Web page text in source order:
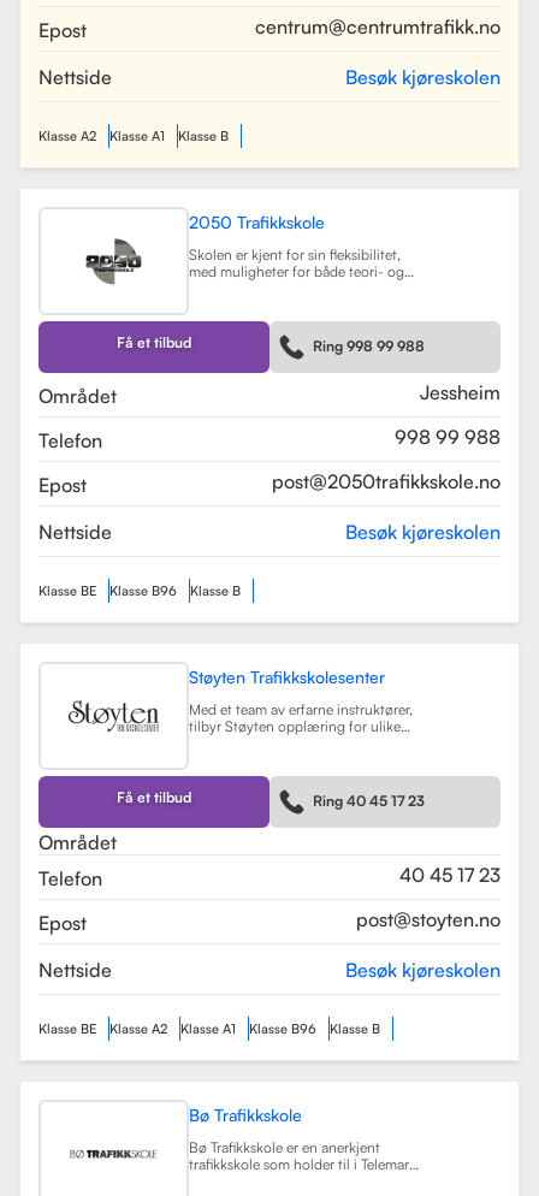
elevene best mulig til oppkjøring.
Gjennom en kombinasjon av teori
gjøre prosessen med å ta førerkort
både enkel og trygg for alle elever.
Epost
centrum@centrumtrafikk.no
Nettside Besøk kjøreskolen
Klasse A2 Klasse A1 Klasse B
2050 Trafikkskole
Skolen er kjent for sin fleksibilitet,
med muligheter for både teori- og
undervisningsmetoder og et
engasjert team, har 2050
Trafikkskole som mål å hjelpe elever
med å bli trygge og kompetente
Få et tilbud Ring 998 99 988
Området
Jessheim
Telefon
998 99 988
Epost
post@2050trafikkskole.no
Nettside Besøk kjøreskolen
Klasse BE Klasse B96 Klasse B
Støyten Trafikkskolesenter
Med et team av erfarne instruktører,
tilbyr Støyten opplæring for ulike
kurs som trafikalt grunnkurs og
mørkekjøring. Skolen er kjent for sin
fleksibilitet og tilpasning til elevenes
behov, noe som gjør
Få et tilbud Ring 40 45 17 23
Området
Telefon
40 45 17 23
Epost
post@stoyten.no
Nettside Besøk kjøreskolen
Klasse BE Klasse A2 Klasse A1 Klasse B96 Klasse B
Bø Trafikkskole
Bø Trafikkskole er en anerkjent
trafikkskole som holder til i Telemark,